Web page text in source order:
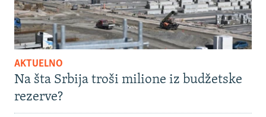
AKTUELNO
Na šta Srbija troši milione iz budžetske
rezerve?